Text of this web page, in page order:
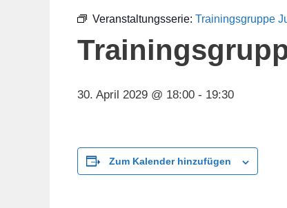
Veranstaltungsserie: Trainingsgruppe
30. April 2029 @ 18:00 - 19:30
Zum Kalender hinzufügen